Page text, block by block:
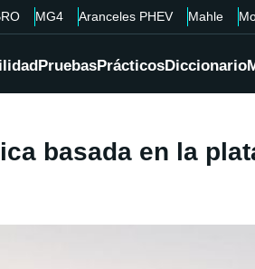
MG4 Aranceles PHEV Mahle
PruebasPrácticosDiccionario
basada en la